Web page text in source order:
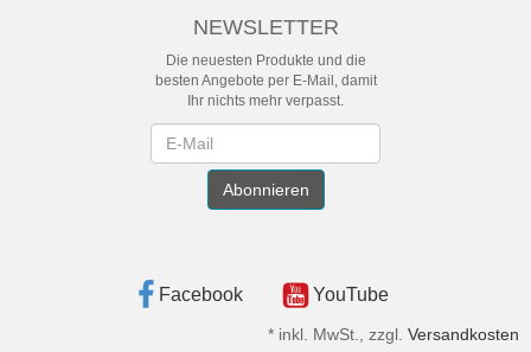
NEWSLETTER
Die neuesten Produkte und die
besten Angebote per E-Mail, damit
Ihr nichts mehr verpasst.
Abonnieren
Facebook YouTube
* inkl. MwSt., zzgl. Versandkosten